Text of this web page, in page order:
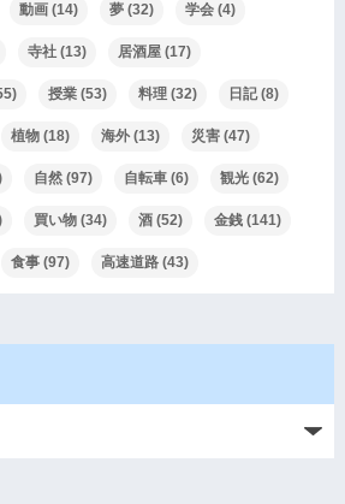
動画(14) 夢(32) 学会(4)
寺社(13) 居酒屋(17)
授業(53) 料理(32) 日記(8)
植物(18) 海外(13) 災害(47)
自然(97) 自転車(6) 観光(62)
買い物(34) 酒(52) 金銭(141)
食事(97) 高速道路(43)